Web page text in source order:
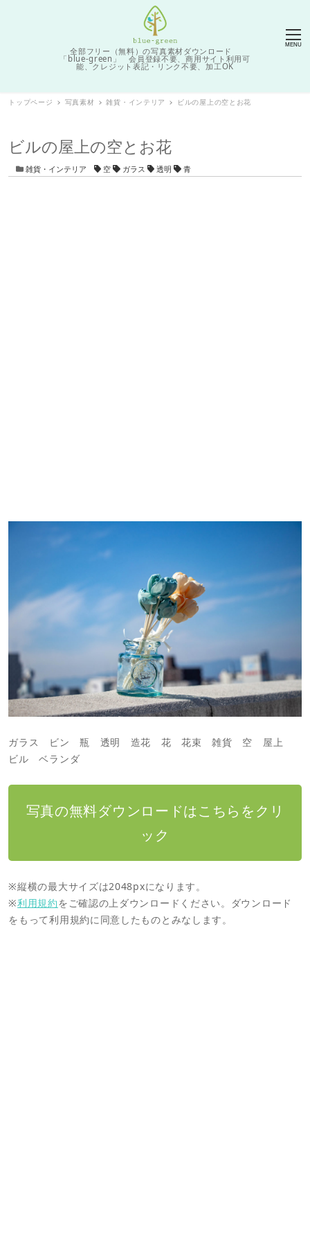
全部フリー（無料）の写真素材ダウンロード
「blue-green」 会員登録不要、商用サイト利用可
能、クレジット表記・リンク不要、加工OK
MENU
トップページ 写真素材 雑貨・インテリア ビルの屋上の空とお花
ビルの屋上の空とお花
カテゴリー
雑貨・インテリア タグ空 ガラス 透明 青
ガラス ビン 瓶 透明 造花 花 花束 雑貨 空 屋上
ビル ベランダ
写真の無料ダウンロードはこちらをクリ
ック
※縦横の最大サイズは2048pxになります。
※利用規約をご確認の上ダウンロードください。ダウンロード
をもって利用規約に同意したものとみなします。